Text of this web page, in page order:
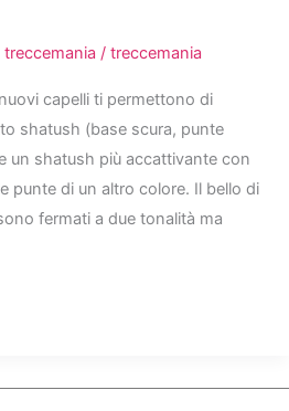
treccemania / treccemania
capelli ti permettono di
shatush (base scura, punte
un shatush più accattivante con
punte di un altro colore. Il bello di
fermati a due tonalità ma